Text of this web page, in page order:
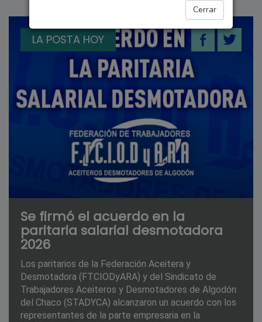
Cerrar
LA POSTA HOY
Se firmó el acuerdo en la
paritaria salarial desmotadora
2026
Los paritarios de la Federación Aceitera y
Desmotadora (FTCIODyARA) y del Sindicato de
Trabajadores Aceiteros y Desmotadores de Algodón
del Chaco (STADYCA) alcanzaron un acuerdo con los
representantes de la parte empresaria en la